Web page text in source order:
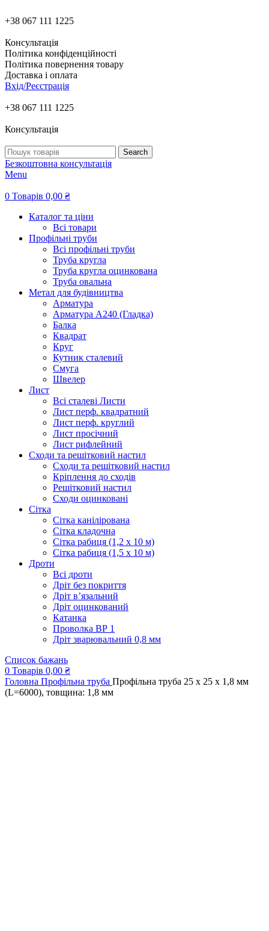
+38 067 111 1225
Консультація
Політика конфіденційності
Політика повернення товару
Доставка і оплата
Вхід/Реєстрація
+38 067 111 1225
Консультація
Search
Безкоштовна консультація
Menu
0 Товарів 0,00 ₴
Каталог та ціни
Всі товари
Профільні труби
Всі профільні труби
Труба кругла
Труба кругла оцинкована
Труба овальна
Метал для будівництва
Арматура
Арматура А240 (Гладка)
Балка
Квадрат
Круг
Кутник сталевий
Смуга
Швелер
Лист
Всі сталеві Листи
Лист перф. квадратний
Лист перф. круглий
Лист просічний
Лист рифлейний
Сходи та решітковий настил
Сходи та решітковий настил
Кріплення до сходів
Решітковий настил
Сходи оцинковані
Сітка
Сітка канілірована
Сітка кладочна
Сітка рабиця (1,2 x 10 м)
Сітка рабиця (1,5 x 10 м)
Дроти
Всі дроти
Дріт без покриття
Дріт в’язальний
Дріт оцинкований
Катанка
Проволка ВР 1
Дріт зварювальний 0,8 мм
Список бажань
0 Товарів 0,00 ₴
Головна Профільна труба Профільна труба 25 x 25 x 1,8 мм
(L=6000), товщина: 1,8 мм